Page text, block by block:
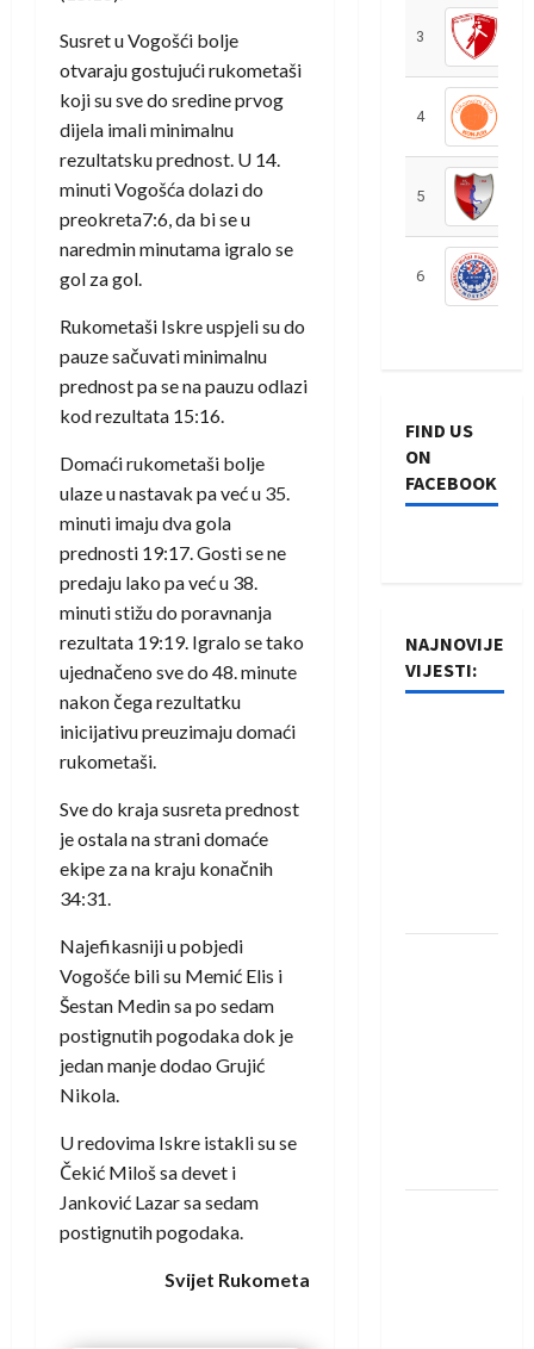
Susret u Vogošći bolje
otvaraju gostujući rukometaši
koji su sve do sredine prvog
dijela imali minimalnu
rezultatsku prednost. U 14.
minuti Vogošća dolazi do
preokreta7:6, da bi se u
naredmin minutama igralo se
gol za gol.
Rukometaši Iskre uspjeli su do
pauze sačuvati minimalnu
prednost pa se na pauzu odlazi
kod rezultata 15:16.
Domaći rukometaši bolje
ulaze u nastavak pa već u 35.
minuti imaju dva gola
prednosti 19:17. Gosti se ne
predaju lako pa već u 38.
minuti stižu do poravnanja
rezultata 19:19. Igralo se tako
ujednačeno sve do 48. minute
nakon čega rezultatku
inicijativu preuzimaju domaći
rukometaši.
Sve do kraja susreta prednost
je ostala na strani domaće
ekipe za na kraju konačnih
34:31.
Najefikasniji u pobjedi
Vogošće bili su Memić Elis i
Šestan Medin sa po sedam
postignutih pogodaka dok je
jedan manje dodao Grujić
Nikola.
U redovima Iskre istakli su se
Čekić Miloš sa devet i
Janković Lazar sa sedam
postignutih pogodaka.
Svijet Rukometa
3
4
5
6
FIND US
ON
FACEBOOK
NAJNOVIJE
VIJESTI: